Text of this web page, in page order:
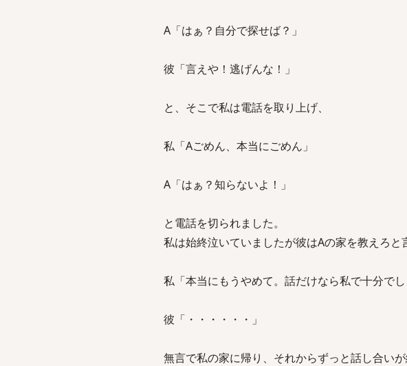
A「はぁ？自分で探せば？」
彼「言えや！逃げんな！」
と、そこで私は電話を取り上げ、
私「Aごめん、本当にごめん」
A「はぁ？知らないよ！」
と電話を切られました。
私は始終泣いていましたが彼はAの家を教えろと
私「本当にもうやめて。話だけなら私で十分で
彼「・・・・・・」
無言で私の家に帰り、それからずっと話し合いが